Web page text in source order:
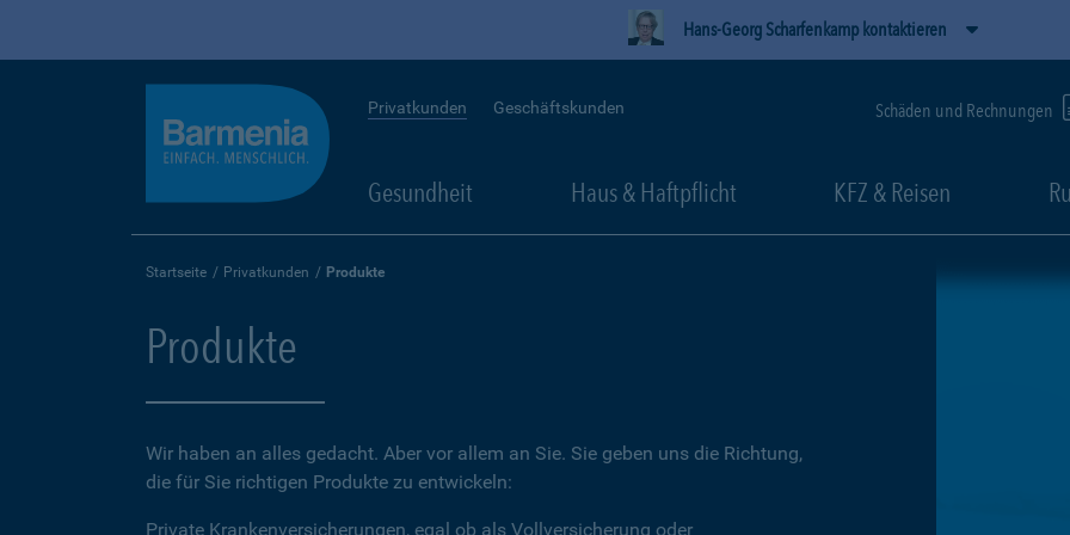
Hans-Georg Scharfenkamp kontaktieren
Privatkunden Geschäftskunden Schäden und Rechnungen
Gesundheit Haus & Haftpflicht KFZ & Reisen
Startseite Privatkunden Produkte
Produkte
Wir haben an alles gedacht. Aber vor allem an Sie. Sie geben uns die Richtung,
die für Sie richtigen Produkte zu entwickeln:
Private Krankenversicherungen, egal ob als Vollversicherung oder